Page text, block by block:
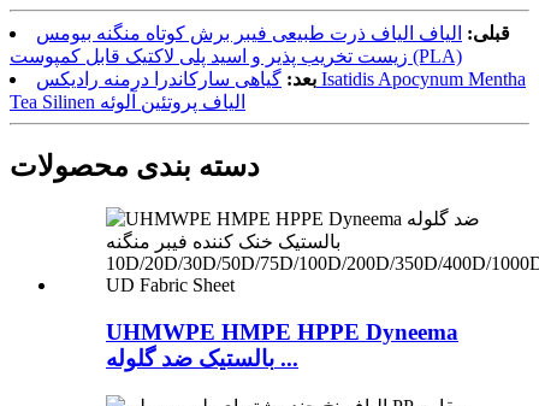
قبلی: الیاف الیاف ذرت طبیعی فیبر برش کوتاه منگنه بیومس
زیست تخریب پذیر و اسید پلی لاکتیک قابل کمپوست (PLA)
بعد: گیاهی سارکاندرا درمنه رادیکس Isatidis Apocynum Mentha
Tea Silinen الیاف پروتئین آلوئه
دسته بندی محصولات
UHMWPE HMPE HPPE Dyneema
بالستیک ضد گلوله ...